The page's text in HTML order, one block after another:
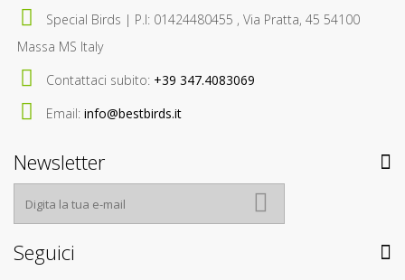
Special Birds | P.I: 01424480455 , Via Pratta, 45 54100
Massa MS Italy
Contattaci subito: +39 347.4083069
Email: info@bestbirds.it
Newsletter
Seguici